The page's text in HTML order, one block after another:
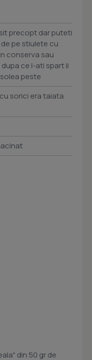
precopt dar puteti
pe stiulete cu
conserva sau
ce l-ati spart il
peste
sorici era taiata
din 50 gr de